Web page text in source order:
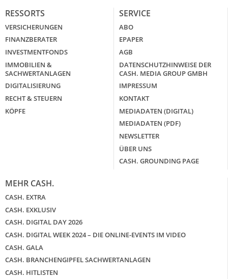
RESSORTS
VERSICHERUNGEN
FINANZBERATER
INVESTMENTFONDS
IMMOBILIEN &
SACHWERTANLAGEN
DIGITALISIERUNG
RECHT & STEUERN
KÖPFE
SERVICE
ABO
EPAPER
AGB
DATENSCHUTZHINWEISE DER
CASH. MEDIA GROUP GMBH
IMPRESSUM
KONTAKT
MEDIADATEN (DIGITAL)
MEDIADATEN (PDF)
NEWSLETTER
ÜBER UNS
CASH. GROUNDING PAGE
MEHR CASH.
CASH. EXTRA
CASH. EXKLUSIV
CASH. DIGITAL DAY 2026
CASH. DIGITAL WEEK 2024 – DIE ONLINE-EVENTS IM VIDEO
CASH. GALA
CASH. BRANCHENGIPFEL SACHWERTANLAGEN
CASH. HITLISTEN